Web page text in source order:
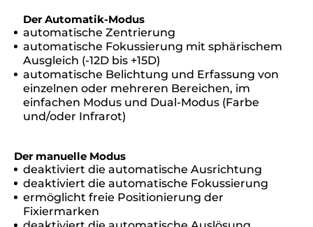
Der Automatik-Modus
automatische Zentrierung
automatische Fokussierung mit sphärischem
Ausgleich (-12D bis +15D)
automatische Belichtung und Erfassung von
einzelnen oder mehreren Bereichen, im
einfachen Modus und Dual-Modus (Farbe
und/oder Infrarot)
Der manuelle Modus
deaktiviert die automatische Ausrichtung
deaktiviert die automatische Fokussierung
ermöglicht freie Positionierung der
Fixiermarken